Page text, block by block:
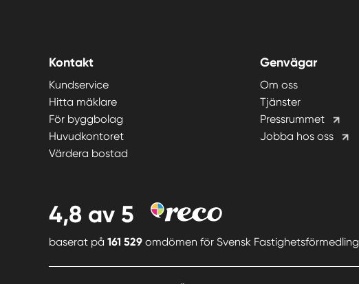
Kontakt
Kundservice
Hitta mäklare
För byggbolag
Huvudkontoret
Värdera bostad
Genvägar
Om oss
Tjänster
Pressrummet
Jobba hos oss
4,8 av 5
baserat på 161 529 omdömen för Svensk Fastighetsförmedling